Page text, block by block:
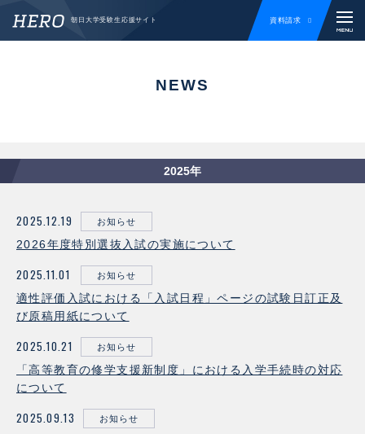
朝日大学受験生応援サイト 資料請求
NEWS
2025年
2025.12.19 お知らせ
2026年度特別選抜入試の実施について
2025.11.01 お知らせ
適性評価入試における「入試日程」ページの試験日訂正及
び原稿用紙について
2025.10.21 お知らせ
「高等教育の修学支援新制度」における入学手続時の対応
について
2025.09.13 お知らせ